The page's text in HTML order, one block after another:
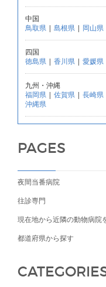
中国
鳥取県 | 島根県 | 岡山県
四国
徳島県 | 香川県 | 愛媛県
九州・沖縄
福岡県 | 佐賀県 | 長崎県
沖縄県
PAGES
夜間当番病院
往診専門
現在地から近隣の動物病院
都道府県から探す